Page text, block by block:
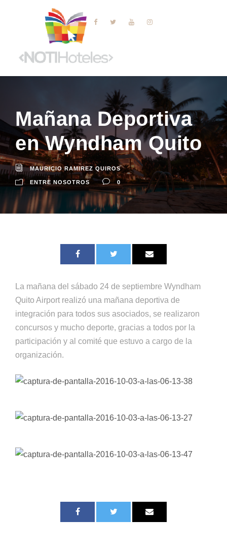
Mañana Deportiva
en Wyndham Quito
MAURICIO RAMIREZ QUIROS
ENTRE NOSOTROS 0
La mañana del sábado 24 de septiembre Wyndham
Quito Airport realizó una mañana deportiva de
integración para todos sus asociados, se realizaron
concursos y mucho deporte, gracias a todos por la
participación y al comité que estuvo a cargo de la
organización.